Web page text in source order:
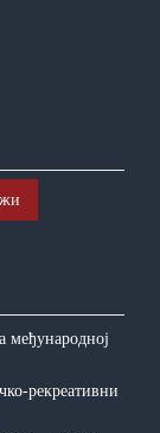
рекреативни